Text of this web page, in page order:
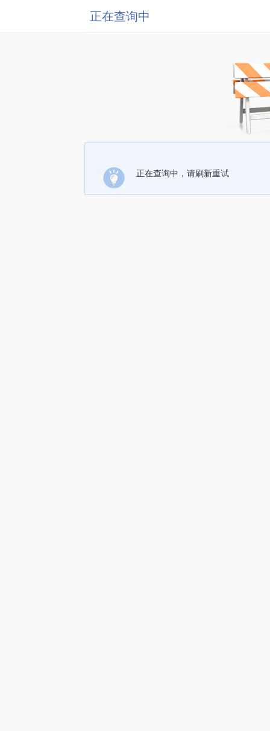
正在查询中
正在查询中，请刷新重试